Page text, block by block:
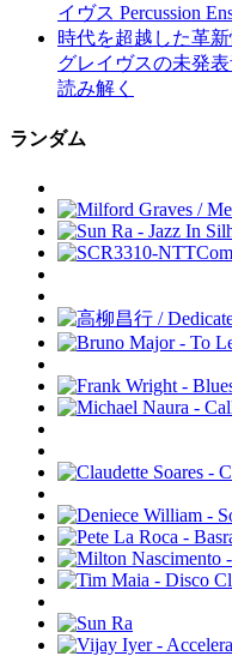
イヴス Percussion
時代を超越した革新
グレイヴスの未発表
読み解く
ランダム